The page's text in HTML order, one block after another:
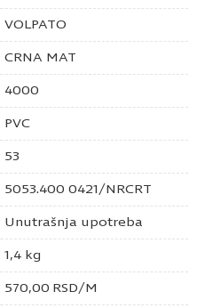
VOLPATO
CRNA MAT
4000
PVC
53
5053.400 0421/NRCRT
Unutrašnja upotreba
1,4 kg
570,00 RSD/M